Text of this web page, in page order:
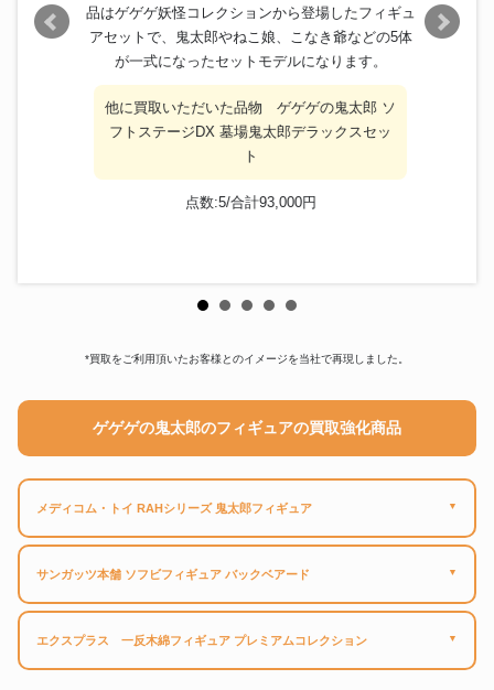
フィギュア
妖怪フィギュアコレクション
2002年お楽しみプレゼント当
選品 仁王さん ゲゲゲの鬼太郎
妖怪舎 水木しげる
郎 ソフビ 鬼太郎大百科 フィ
ギュア
ゲゲゲの鬼太郎 やのまん 大百
怪 第一巻 シークレット 目玉
シスコ 懸賞品 ゲゲゲの鬼太郎
品はゲゲゲ妖怪コレクションから登場したフィギュ
アセットで、鬼太郎やねこ娘、こなき爺などの5体
が一式になったセットモデルになります。
他に買取いただいた品物 ゲゲゲの鬼太郎 ソ
フトステージDX 墓場鬼太郎デラックスセッ
ト
点数:5/合計93,000円
*買取をご利用頂いたお客様とのイメージを当社で再現しました。
ゲゲゲの鬼太郎のフィギュアの買取強化商品
メディコム・トイ RAHシリーズ 鬼太郎フィギュア ▼
サンガッツ本舗 ソフビフィギュア バックベアード ▼
エクスプラス 一反木綿フィギュア プレミアムコレクション ▼